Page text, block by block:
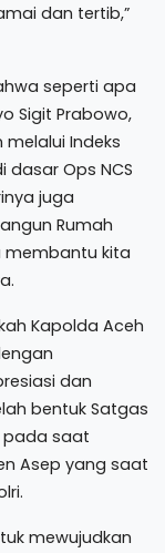
dan tertib,”
seperti apa
Sigit Prabowo,
Indeks
dasar Ops NCS
juga
Rumah
membantu kita
Kapolda Aceh
dan
bentuk Satgas
pada saat
Asep yang saat
mewujudkan